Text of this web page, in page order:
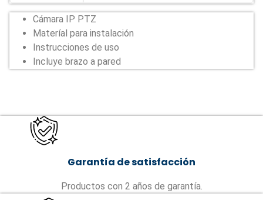
Cámara IP PTZ
Materíal para instalación
Instrucciones de uso
Incluye brazo a pared
Garantía de satisfacción
Productos con 2 años de garantía.